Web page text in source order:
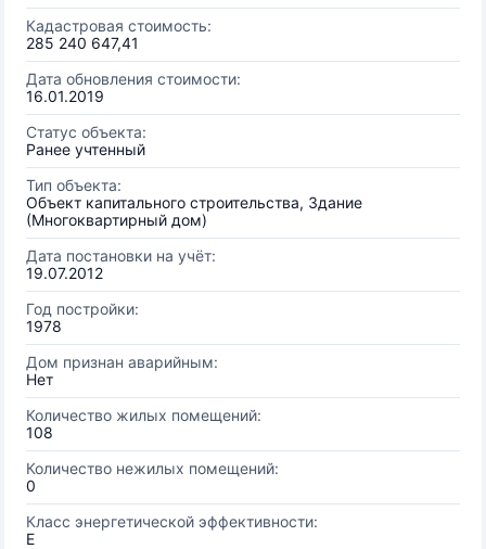
Кадастровая стоимость:
285 240 647,41
Дата обновления стоимости:
16.01.2019
Статус объекта:
Ранее учтенный
Тип объекта:
Объект капитального строительства, Здание
(Многоквартирный дом)
Дата постановки на учёт:
19.07.2012
Год постройки:
1978
Дом признан аварийным:
Нет
Количество жилых помещений:
108
Количество нежилых помещений:
0
Класс энергетической эффективности:
E